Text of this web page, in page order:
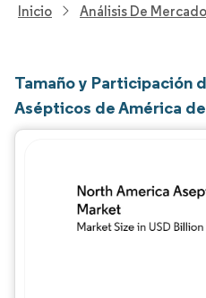
Inicio Análisis De Mercado
Tamaño y Participación
Asépticos de América